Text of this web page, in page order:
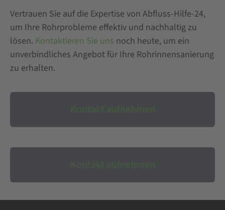
Vertrauen Sie auf die Expertise von Abfluss-Hilfe-24,
um Ihre Rohrprobleme effektiv und nachhaltig zu
lösen. Kontaktieren Sie uns noch heute, um ein
unverbindliches Angebot für Ihre Rohrinnensanierung
zu erhalten.
Kontakt aufnehmen
Kontakt aufnehmen